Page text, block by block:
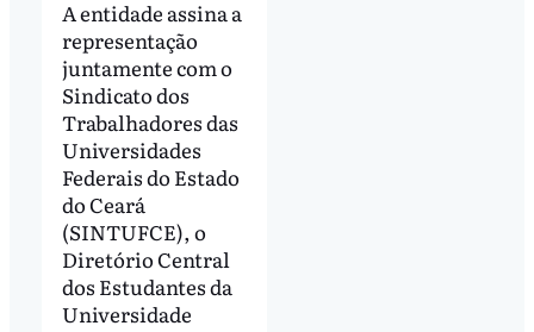
A entidade assina a
representação
juntamente com o
Sindicato dos
Trabalhadores das
Universidades
Federais do Estado
do Ceará
(SINTUFCE), o
Diretório Central
dos Estudantes da
Universidade